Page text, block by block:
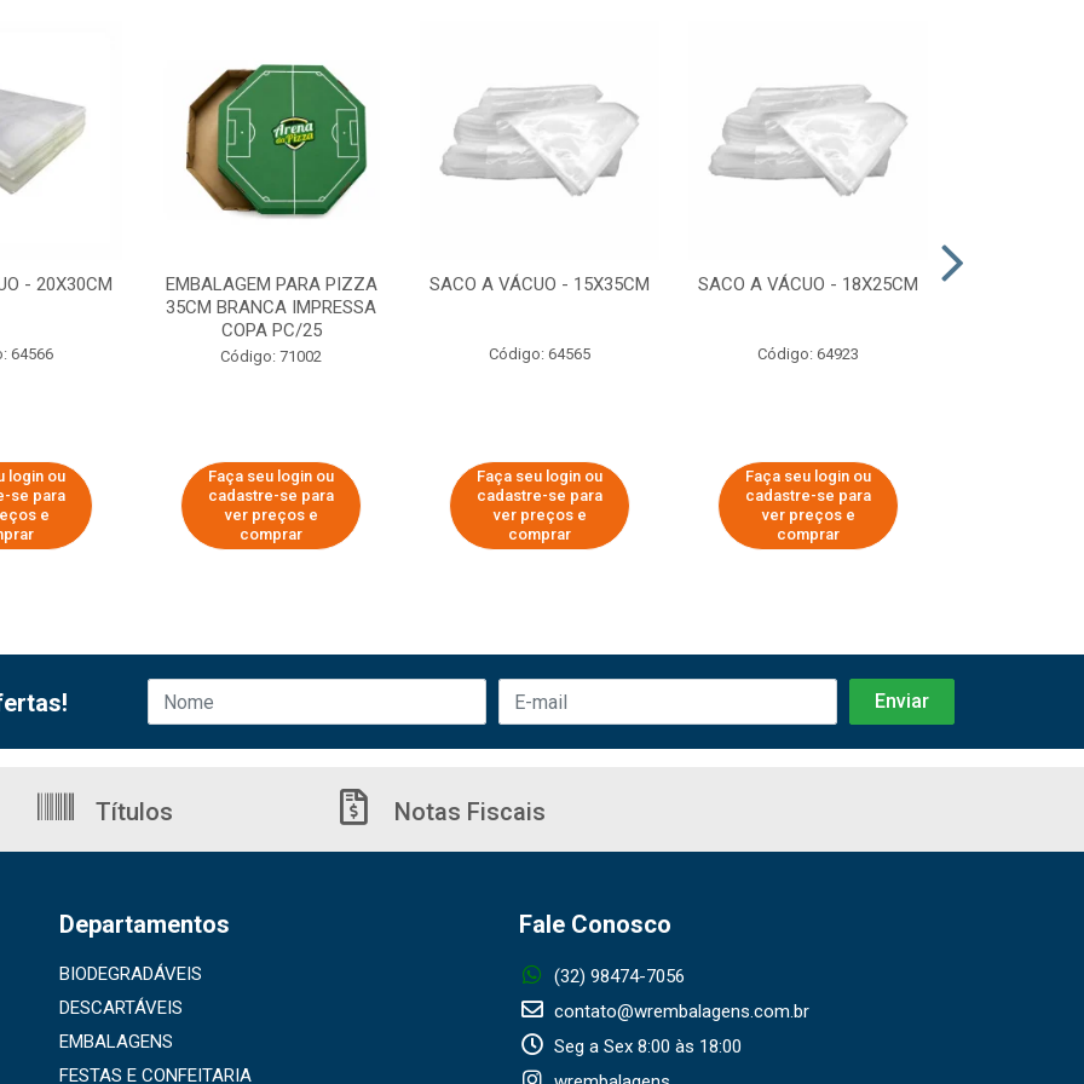
- 20X30CM
64566
login ou
se para
e
EMBALAGEM PARA PIZZA
35CM BRANCA IMPRESSA
COPA PC/25
Código: 71002
Faça seu login ou
cadastre-se para
ver preços e
comprar
SACO A VÁCUO - 15X35CM
Código: 64565
Faça seu login ou
cadastre-se para
ver preços e
comprar
SACO A VÁCUO - 18X25CM
Código: 64923
Faça seu login ou
cadastre-se para
ver preços e
comprar
Títulos Notas Fiscais
Departamentos
BIODEGRADÁVEIS
DESCARTÁVEIS
EMBALAGENS
FESTAS E CONFEITARIA
Fale Conosco
(32) 98474-7056
contato@wrembalagens.com.br
Seg a Sex 8:00 às 18:00